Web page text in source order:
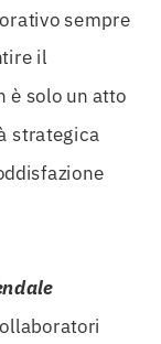
sempre
il
è solo un atto
strategica